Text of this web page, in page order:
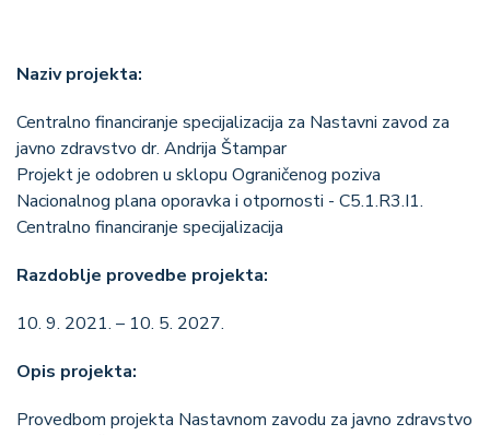
Naziv projekta:
Centralno financiranje specijalizacija za Nastavni zavod za
javno zdravstvo dr. Andrija Štampar
Projekt je odobren u sklopu Ograničenog poziva
Nacionalnog plana oporavka i otpornosti - C5.1.R3.I1.
Centralno financiranje specijalizacija
Razdoblje provedbe projekta:
10. 9. 2021. – 10. 5. 2027.
Opis projekta:
Provedbom projekta Nastavnom zavodu za javno zdravstvo